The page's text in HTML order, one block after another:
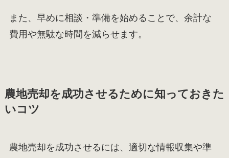
また、早めに相談・準備を始めることで、余計な
費用や無駄な時間を減らせます。
農地売却を成功させるために知っておきた
いコツ
農地売却を成功させるには、適切な情報収集や準